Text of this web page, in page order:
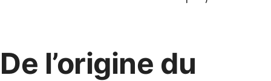
De l’origine du